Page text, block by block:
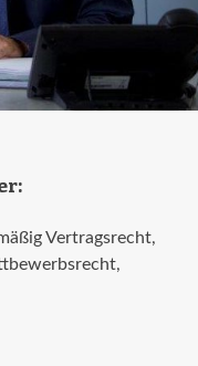
Vertragsrecht,